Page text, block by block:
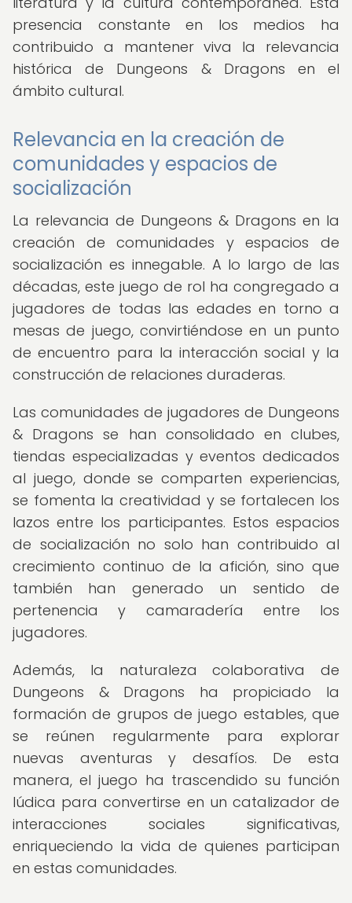
presencia constante en los medios ha
contribuido a mantener viva la relevancia
histórica de Dungeons & Dragons en el
ámbito cultural.
Relevancia en la creación de
comunidades y espacios de
socialización
La relevancia de Dungeons & Dragons en la
creación de comunidades y espacios de
socialización es innegable. A lo largo de las
décadas, este juego de rol ha congregado a
jugadores de todas las edades en torno a
mesas de juego, convirtiéndose en un punto
de encuentro para la interacción social y la
construcción de relaciones duraderas.
Las comunidades de jugadores de Dungeons
& Dragons se han consolidado en clubes,
tiendas especializadas y eventos dedicados
al juego, donde se comparten experiencias,
se fomenta la creatividad y se fortalecen los
lazos entre los participantes. Estos espacios
de socialización no solo han contribuido al
crecimiento continuo de la afición, sino que
también han generado un sentido de
pertenencia y camaradería entre los
jugadores.
Además, la naturaleza colaborativa de
Dungeons & Dragons ha propiciado la
formación de grupos de juego estables, que
se reúnen regularmente para explorar
nuevas aventuras y desafíos. De esta
manera, el juego ha trascendido su función
lúdica para convertirse en un catalizador de
interacciones sociales significativas,
enriqueciendo la vida de quienes participan
en estas comunidades.